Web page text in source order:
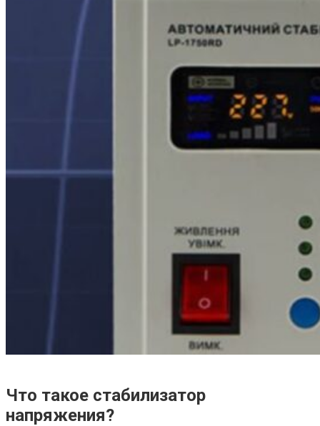
Что такое стабилизатор
напряжения?